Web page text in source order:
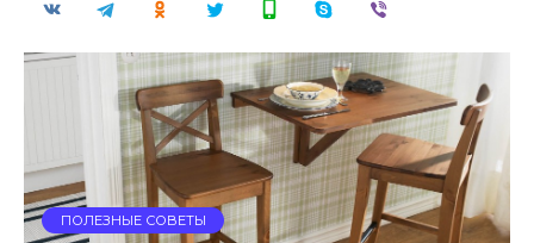
ПОЛЕЗНЫЕ СОВЕТЫ